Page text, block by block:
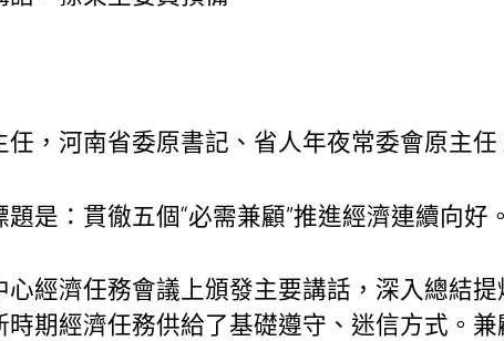
，河南省委原書記、省人年夜常委會原主任
是：貫徹五個“必需兼顧”推進經濟連續向好。
經濟任務會議上頒發主要講話，深入總結提
期經濟任務供給了基礎遵守、迷信方式。